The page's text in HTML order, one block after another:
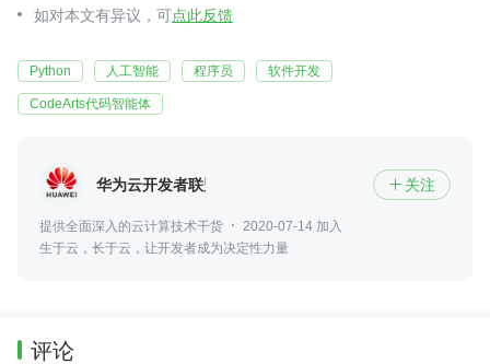
如对本文有异议，可点此反馈
Python 人工智能 程序员 软件开发
CodeArts代码智能体
华为云开发者联盟  关注
提供全面深入的云计算技术干货
2020-07-14 加入
生于云，长于云，让开发者成为决定性力量
评论